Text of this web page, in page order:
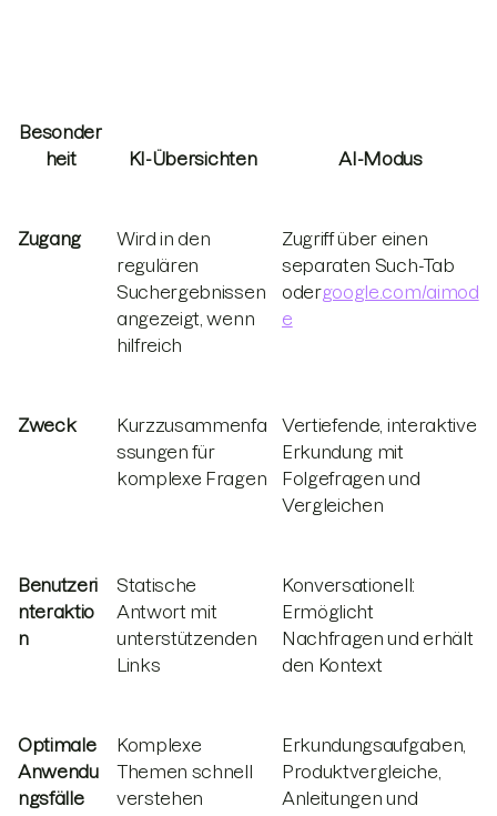
Besonder
heit
KI-Übersichten AI-Modus
Zugang
Wird in den
regulären
Suchergebnissen
angezeigt, wenn
hilfreich
Zugriff über einen
separaten Such-Tab
odergoogle.com/aimod
e
Zweck
Kurzzusammenfa
ssungen für
komplexe Fragen
Vertiefende, interaktive
Erkundung mit
Folgefragen und
Vergleichen
Benutzeri
nteraktio
n
Statische
Antwort mit
unterstützenden
Links
Konversationell:
Ermöglicht
Nachfragen und erhält
den Kontext
Optimale
Anwendu
ngsfälle
Komplexe
Themen schnell
verstehen
Erkundungsaufgaben,
Produktvergleiche,
Anleitungen und